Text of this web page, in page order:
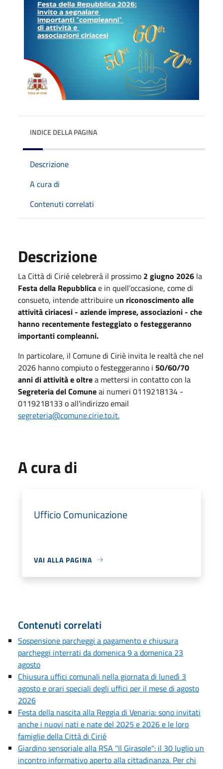
INDICE DELLA PAGINA
Descrizione
A cura di
Contenuti correlati
Descrizione
La Città di Cirié celebrerà il prossimo 2 giugno 2026 la
Festa della Repubblicae in quell’occasione, come di
consueto, intende attribuire un riconoscimento alle
attività ciriacesi - aziende imprese, associazioni - che
hanno recentemente festeggiato o festeggeranno
importanti compleanni.
In particolare, il Comune di Ciriè invita le realtà che nel
2026 hanno compiuto o festeggeranno i 50/60/70
anni di attività e oltrea mettersi in contatto con la
Segreteria del Comuneai numeri 0119218134 -
0119218133 o all'indirizzo email
segreteria@comune.cirie.to.it.
A cura di
Ufficio Comunicazione
VAI ALLA PAGINA
Contenuti correlati
Sospensione parcheggi a pagamento e chiusura
parcheggi interrati da domenica 9 a domenica 23
agosto
Chiusura uffici comunali nella giornata di lunedì 3
agosto e orari speciali degli uffici per il mese di agosto
2026
Festa della nascita alla Reggia di Venaria: sono invitati
anche i nuovi nati e nate del 2025 e 2026 e le loro
famiglie della Città di Cirié
Giardino sensoriale alla RSA "Il Girasole": il 30 luglio un
incontro informativo aperto alla cittadinanza. Per chi